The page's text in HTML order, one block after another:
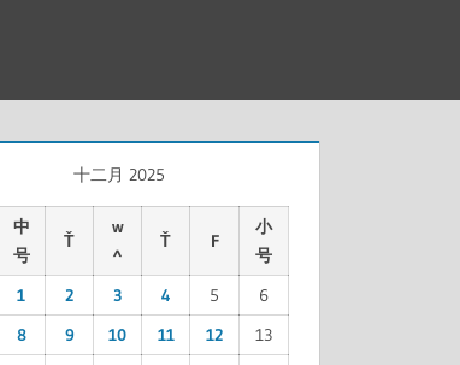
十二月 2025
中
号
Ť
w
^
Ť F
小
号
1
2 3 4 5
6
8 9 10 11 12
13